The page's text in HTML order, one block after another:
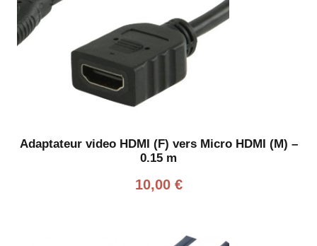
Adaptateur video HDMI (F) vers Micro HDMI (M) –
0.15 m
10,00 €